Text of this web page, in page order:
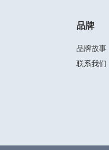
品牌
品牌故事
联系我们